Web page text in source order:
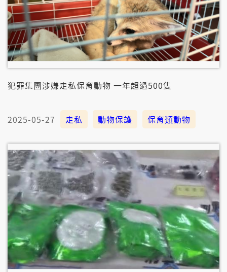
犯罪集團涉嫌走私保育動物 一年超過500隻
2025-05-27 走私 動物保護 保育類動物